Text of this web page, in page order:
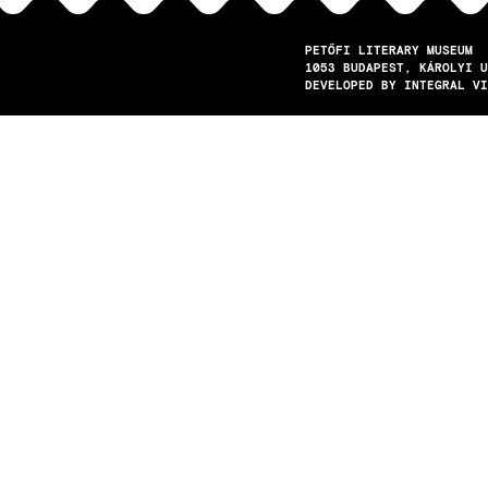
PETŐFI LITERARY MUSEUM
1053
BUDAPEST
KÁROLYI
DEVELOPED BY INTEGRAL